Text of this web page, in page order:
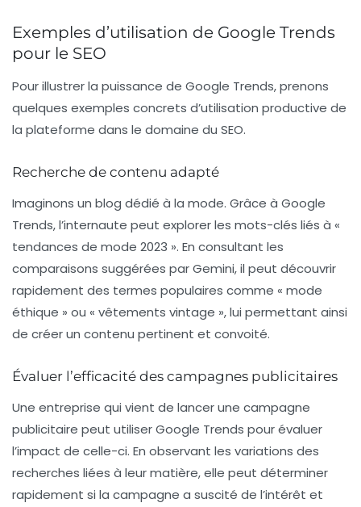
Exemples d’utilisation de Google Trends
pour le SEO
Pour illustrer la puissance de Google Trends, prenons
quelques exemples concrets d’utilisation productive de
la plateforme dans le domaine du SEO.
Recherche de contenu adapté
Imaginons un blog dédié à la mode. Grâce à Google
Trends, l’internaute peut explorer les mots-clés liés à «
tendances de mode 2023 ». En consultant les
comparaisons suggérées par Gemini, il peut découvrir
rapidement des termes populaires comme « mode
éthique » ou « vêtements vintage », lui permettant ainsi
de créer un contenu pertinent et convoité.
Évaluer l’efficacité des campagnes publicitaires
Une entreprise qui vient de lancer une campagne
publicitaire peut utiliser Google Trends pour évaluer
l’impact de celle-ci. En observant les variations des
recherches liées à leur matière, elle peut déterminer
rapidement si la campagne a suscité de l’intérêt et